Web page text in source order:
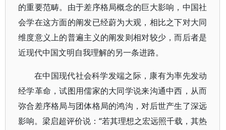
的重要范畴。由于差序格局概念的巨大影响，中国社
会学在这方面的阐发已经蔚为大观，相比之下对大同
维度意义上的普遍主义的阐发则相对较少，而后者是
近现代中国文明自我理解的另一条进路。
在中国现代社会科学发端之际，康有为率先发动
经学革命，试图用儒家的大同学说来沟通中西，从而
弥合差序格局与团体格局的鸿沟，对后世产生了深远
影响。梁启超评价说：“若其理想之宏远照千载，其热